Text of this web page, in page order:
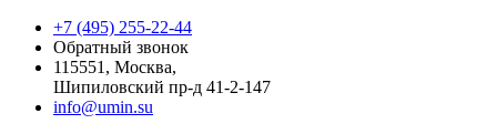
+7 (495) 255-22-44
Обратный звонок
115551, Москва,
Шипиловский пр-д 41-2-147
info@umin.su